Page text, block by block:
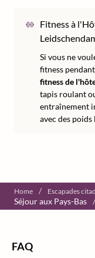
Fitness à
Si vous ne
fitness
fitness de
tapis roulant
entraînement
avec des poids
Home / Escapades
Séjour aux Pays-Bas /
FAQ